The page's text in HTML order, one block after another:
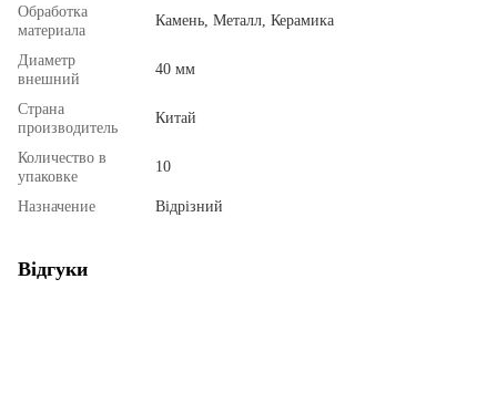
Обработка
материала
Камень, Металл, Керамика
Диаметр
внешний
40 мм
Страна
производитель
Китай
Количество в
упаковке
10
Назначение Відрізний
Відгуки